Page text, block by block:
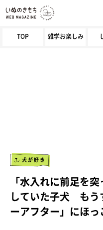
TOP 雑学お楽しみ
犬が好き
「水入れに前足を
していた子犬 もう
ーアフター」にほっ